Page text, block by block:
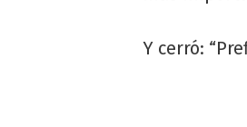
Y cerró: